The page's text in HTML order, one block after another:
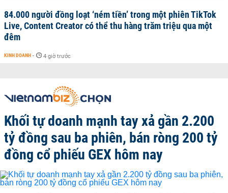
84.000 người đồng loạt ‘ném tiền’ trong một phiên TikTok
Live, Content Creator có thể thu hàng trăm triệu qua một
đêm
KINH DOANH - 4 giờ trước
Khối tự doanh mạnh tay xả gần 2.200
tỷ đồng sau ba phiên, bán ròng 200 tỷ
đồng cổ phiếu GEX hôm nay